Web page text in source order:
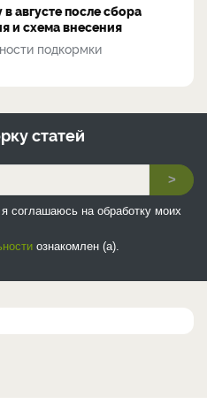
августе после сбора
и схема внесения
подкормки
статей
>
соглашаюсь на обработку моих
ознакомлен (а).